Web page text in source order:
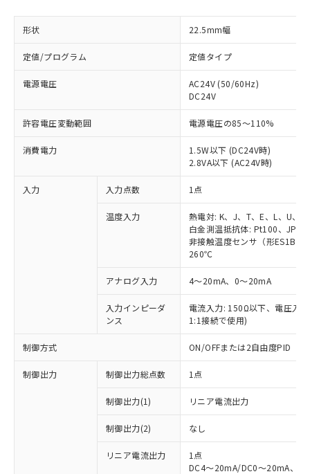
形状 22.5mm幅
定値/プログラム 定値タイプ
電源電圧
AC24V (50/60Hz)
DC24V
許容電圧変動範囲 電源電圧の85～110%
消費電力
1.5W以下 (DC24V時)
2.8VA以下 (AC24V時)
入力 入力点数 1点
温度入力
熱電対: K、J、T、E、L、U、
白金測温抵抗体: Pt100、
非接触温度センサ（形ES1B
260℃
アナログ入力 4～20mA、0～20mA
入力インピーダ
ンス
電流入力: 150Ω以下、電圧入
1:1接続で使用)
制御方式 ON/OFFまたは2自由度PID（
制御出力 制御出力総点数 1点
制御出力(1) リニア電流出力
制御出力(2) なし
リニア電流出力
1点
DC4～20mA/DC0～20mA、